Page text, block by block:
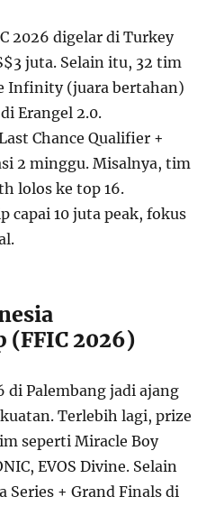
2026 digelar di Turkey
juta. Selain itu, 32 tim
Infinity (juara bertahan)
Erangel 2.0.
Chance Qualifier +
2 minggu. Misalnya, tim
lolos ke top 16.
capai 10 juta peak, fokus
(FFIC 2026)
di Palembang jadi ajang
Terlebih lagi, prize
seperti Miracle Boy
EVOS Divine. Selain
+ Grand Finals di